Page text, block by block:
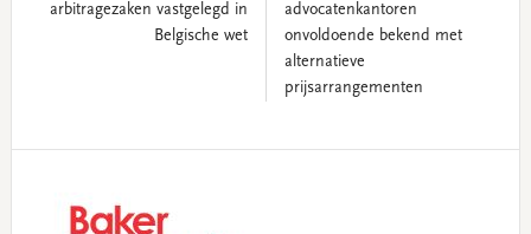
arbitragezaken vastgelegd in
Belgische wet
advocatenkantoren
onvoldoende bekend met
alternatieve
prijsarrangementen